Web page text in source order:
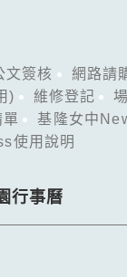
文簽核
網路請
)
維修登記
基隆女中
使用說明
行事曆